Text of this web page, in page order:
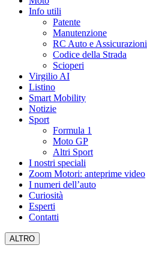
Info utili
Patente
Manutenzione
RC Auto e Assicurazioni
Codice della Strada
Scioperi
Virgilio AI
Listino
Smart Mobility
Notizie
Sport
Formula 1
Moto GP
Altri Sport
I nostri speciali
Zoom Motori: anteprime video
I numeri dell’auto
Curiosità
Esperti
Contatti
ALTRO